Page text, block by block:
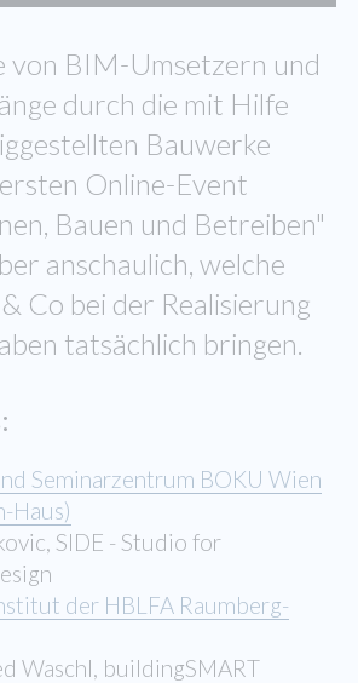
von BIM-Umsetzern und
durch die mit Hilfe
Bauwerke
Online-Event
Bauen und Betreiben"
anschaulich, welche
Co bei der Realisierung
tatsächlich bringen.
Seminarzentrum BOKU Wien
Haus)
SIDE - Studio for
der HBLFA Raumberg-
Waschl, buildingSMART